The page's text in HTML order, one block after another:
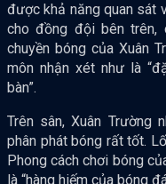
được khả năng quan sát
cho đồng đội bên trên,
chuyền bóng của Xuân
môn nhận xét như là
bàn”.
Trên sân, Xuân Trường
phân phát bóng rất tốt.
Phong cách chơi bóng
là “hàng hiếm của bóng